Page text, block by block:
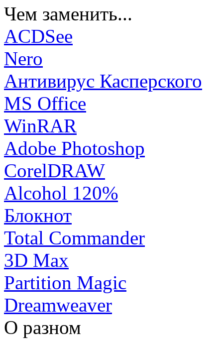
Чем заменить...
ACDSee
Nero
Антивирус Касперского
MS Office
WinRAR
Adobe Photoshop
CorelDRAW
Alcohol 120%
Блокнот
Total Commander
3D Max
Partition Magic
Dreamweaver
О разном